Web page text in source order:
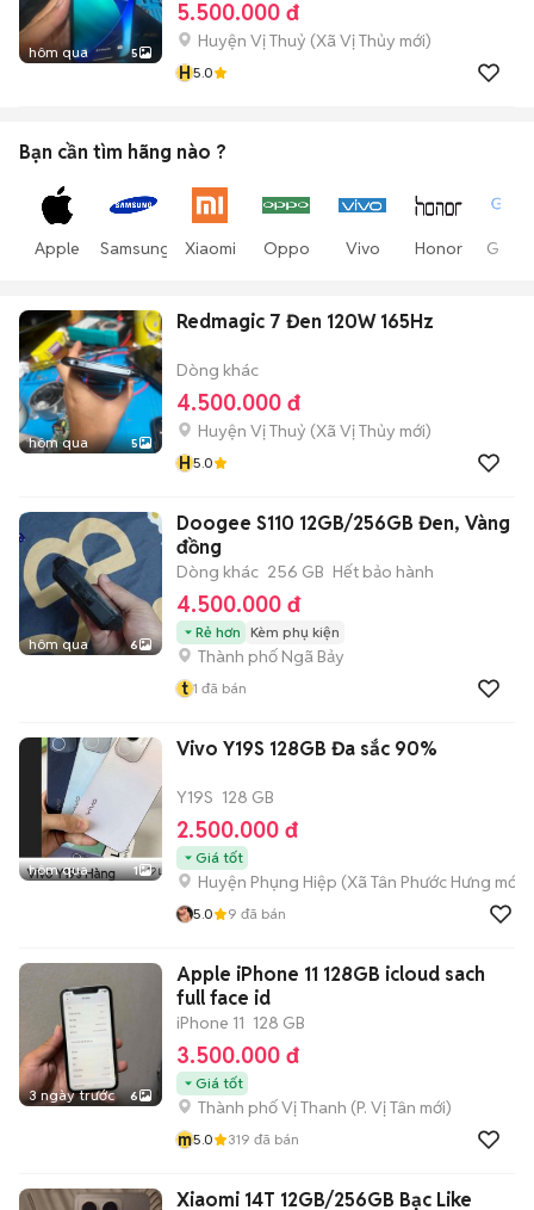
hôm qua 5
5.500.000 đ
Huyện Vị Thuỷ (Xã Vị Thủy mới)
H5.0
Bạn cần tìm hãng nào ?
Apple Samsung Xiaomi Oppo Vivo Honor
hôm qua 5
Redmagic 7 Đen 120W 165Hz
Dòng khác
4.500.000 đ
Huyện Vị Thuỷ (Xã Vị Thủy mới)
H5.0
hôm qua 6
Doogee S110 12GB/256GB Đen, Vàng
đồng
Dòng khác 256 GB Hết bảo hành
4.500.000 đ
Rẻ hơn Kèm phụ kiện
Thành phố Ngã Bảy
t 1 đã bán
hôm qua 1
Vivo Y19S 128GB Đa sắc 90%
Y19S 128 GB
2.500.000 đ
Giá tốt
Huyện Phụng Hiệp (Xã Tân Phước Hưng mới)
5.0 9 đã bán
3 ngày trước 6
Apple iPhone 11 128GB icloud sach
full face id
iPhone 11 128 GB
3.500.000 đ
Giá tốt
Thành phố Vị Thanh (P. Vị Tân mới)
m5.0 319 đã bán
Xiaomi 14T 12GB/256GB Bạc Like